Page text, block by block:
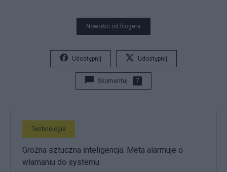
Nowości od blogera
Udostępnij Udostępnij
Skomentuj 7
Technologie
Groźna sztuczna inteligencja. Meta alarmuje o
włamaniu do systemu